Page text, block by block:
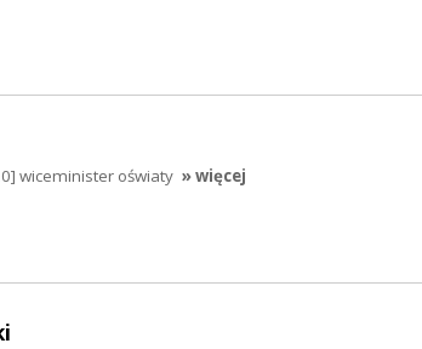
wiceminister oświaty » więcej